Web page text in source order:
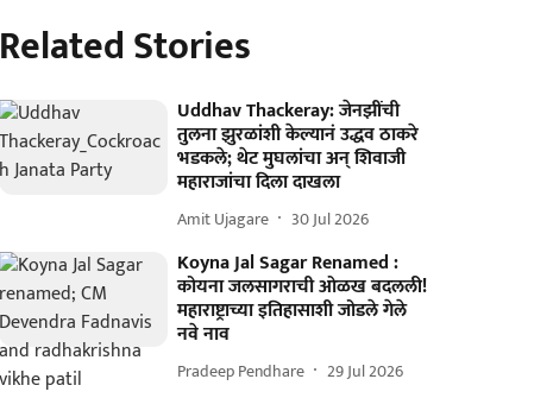
Related Stories
Uddhav Thackeray: जेनझींची
तुलना झुरळांशी केल्यानं उद्धव ठाकरे
भडकले; थेट मुघलांचा अन् शिवाजी
महाराजांचा दिला दाखला
Amit Ujagare 30 Jul 2026
Koyna Jal Sagar Renamed :
कोयना जलसागराची ओळख बदलली!
महाराष्ट्राच्या इतिहासाशी जोडले गेले
नवे नाव
Pradeep Pendhare 29 Jul 2026